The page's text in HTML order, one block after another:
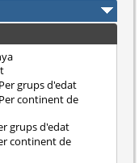
grups d'edat
continent de
grups d'edat
continent de